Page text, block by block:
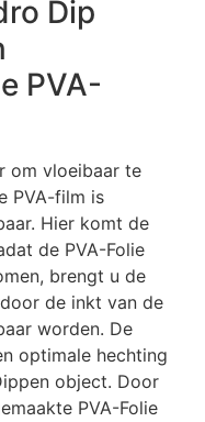
Dip
PVA-
om vloeibaar te
PVA-film is
Hier komt de
de PVA-Folie
brengt u de
de inkt van de
worden. De
optimale hechting
object. Door
PVA-Folie